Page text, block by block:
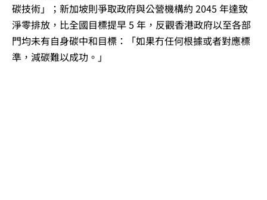
碳技術」；新加坡則爭取政府與公營機構約 2045 年達致
淨零排放，比全國目標提早 5 年，反觀香港政府以至各部
門均未有自身碳中和目標：「如果冇任何根據或者對應標
準，減碳難以成功。」